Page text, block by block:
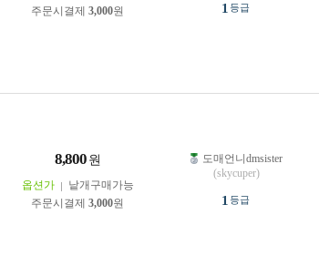
주문시결제 3,000원 1 등급
8,800 원
옵션가
낱개구매가능
주문시결제 3,000원
도매언니dmsister
(skycuper)
1 등급